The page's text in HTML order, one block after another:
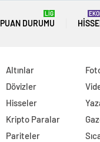
PUAN DURUMU
LİG
Altınlar
Dövizler
Hisseler
Kripto Paralar
Pariteler